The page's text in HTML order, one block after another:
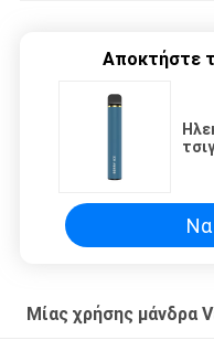
Αποκτήστε
Να
Μίας χρήσης μάνδρα